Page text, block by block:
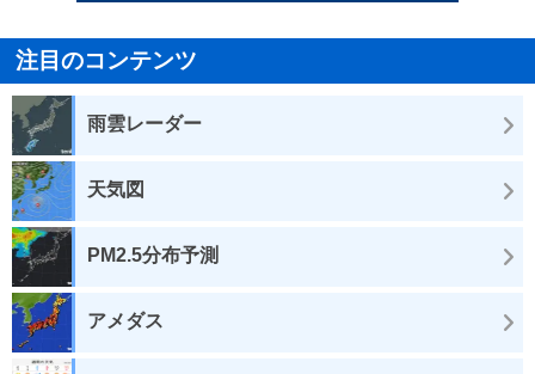
注目のコンテンツ
雨雲レーダー
天気図
PM2.5分布予測
アメダス